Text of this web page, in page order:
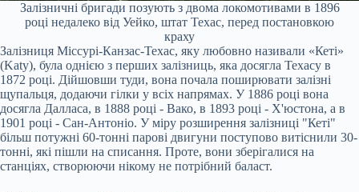
Залізничні бригади позують з двома локомотивами в 1896
році недалеко від Уейко, штат Техас, перед постановкою
краху
Залізниця Міссурі-Канзас-Техас, яку любовно називали «Кеті»
(Katy), була однією з перших залізниць, яка досягла Техасу в
1872 році. Дійшовши туди, вона почала поширювати залізні
щупальця, додаючи гілки у всіх напрямах. У 1886 році вона
досягла Далласа, в 1888 році - Вако, в 1893 році - Х'юстона, а в
1901 році - Сан-Антоніо. У міру розширення залізниці "Кеті"
більш потужні 60-тонні парові двигуни поступово витіснили 30-
тонні, які пішли на списання. Проте, вони зберігалися на
станціях, створюючи нікому не потрібний баласт.